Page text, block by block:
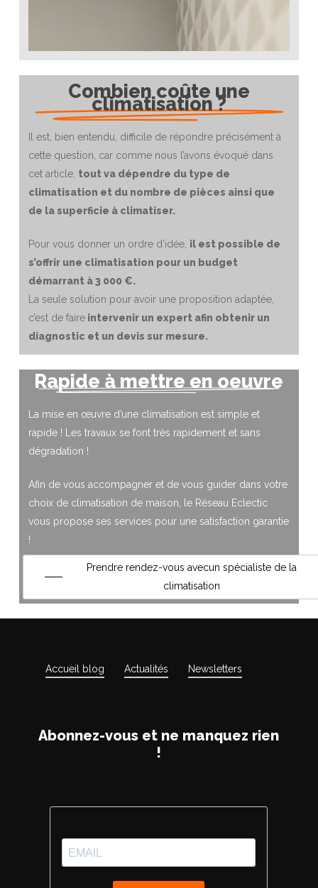
Combien coûte une
climatisation ?
Il est, bien entendu, difficile de répondre précisément à
cette question, car comme nous l’avons évoqué dans
cet article, tout va dépendre du type de
climatisation et du nombre de pièces ainsi que
de la superficie à climatiser.
Pour vous donner un ordre d’idée, il est possible de
s’offrir une climatisation pour un budget
démarrant à 3 000 €.
La seule solution pour avoir une proposition adaptée,
c’est de faire intervenir un expert afin obtenir un
diagnostic et un devis sur mesure.
Rapide à mettre en oeuvre
La mise en œuvre d’une climatisation est simple et
rapide ! Les travaux se font très rapidement et sans
dégradation !
Afin de vous accompagner et de vous guider dans votre
choix de climatisation de maison, le Réseau Eclectic
vous propose ses services pour une satisfaction garantie
!
Prendre rendez-vous avecun spécialiste de la
climatisation
Accueil blog Actualités Newsletters
Abonnez-vous et ne manquez rien
!